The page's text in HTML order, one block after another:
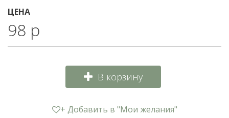
ЦЕНА
98 р
В корзину
+ Добавить в "Мои желания"